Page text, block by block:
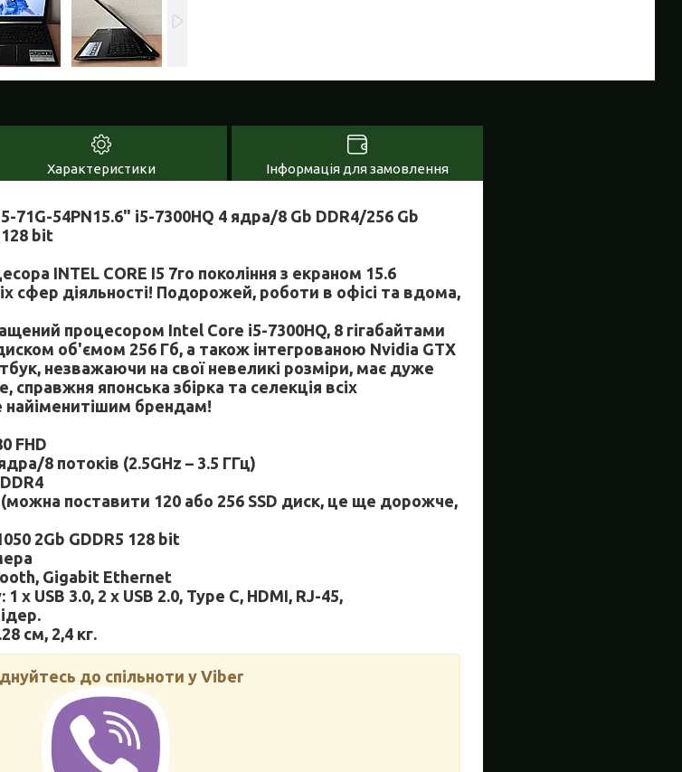
Характеристики Інформація для замовлення
71G-54PN15.6" i5-7300HQ 4 ядра/8 Gb DDR4/256 Gb
128 bit
INTEL CORE I5 7го покоління з екраном 15.6
сфер діяльності! Подорожей, роботи в офісі та вдома,
процесором Intel Core i5-7300HQ, 8 гігабайтами
об'ємом 256 Гб, а також інтегрованою Nvidia GTX
незважаючи на свої невеликі розміри, має дуже
справжня японська збірка та селекція всіх
брендам!
FHD
8 потоків (2.5GHz – 3.5 ГГц)
(можна поставити 120 або 256 SSD диск, це ще дорожче,
2Gb GDDR5 128 bit
Gigabit Ethernet
USB 3.0, 2 x USB 2.0, Type C, HDMI, RJ-45,
см, 2,4 кг.
до спільноти у Viber